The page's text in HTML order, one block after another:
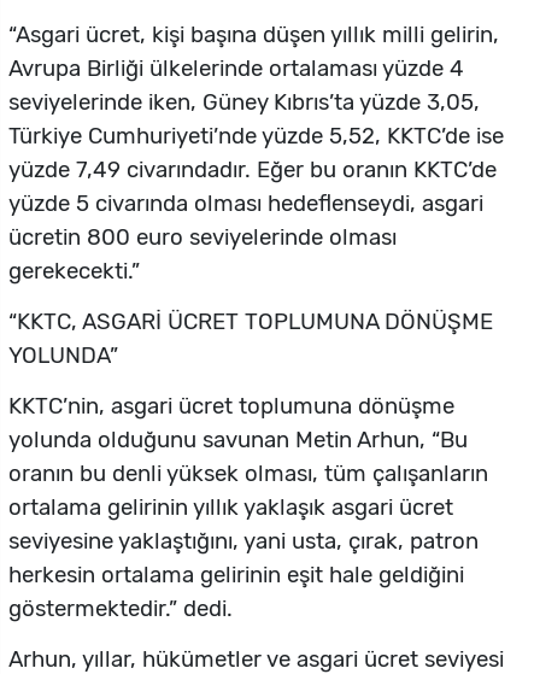
“Asgari ücret, kişi başına düşen yıllık milli gelirin,
Avrupa Birliği ülkelerinde ortalaması yüzde 4
seviyelerinde iken, Güney Kıbrıs’ta yüzde 3,05,
Türkiye Cumhuriyeti’nde yüzde 5,52, KKTC’de ise
yüzde 7,49 civarındadır. Eğer bu oranın KKTC’de
yüzde 5 civarında olması hedeflenseydi, asgari
ücretin 800 euro seviyelerinde olması
gerekecekti.”
“KKTC, ASGARİ ÜCRET TOPLUMUNA DÖNÜŞME
YOLUNDA”
KKTC’nin, asgari ücret toplumuna dönüşme
yolunda olduğunu savunan Metin Arhun, “Bu
oranın bu denli yüksek olması, tüm çalışanların
ortalama gelirinin yıllık yaklaşık asgari ücret
seviyesine yaklaştığını, yani usta, çırak, patron
herkesin ortalama gelirinin eşit hale geldiğini
göstermektedir.” dedi.
Arhun, yıllar, hükümetler ve asgari ücret seviyesi